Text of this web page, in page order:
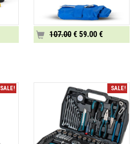
107.00 € 59.00 €
SALE! SALE!